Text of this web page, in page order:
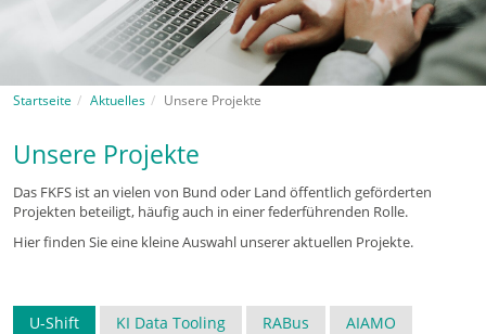
Startseite Aktuelles Unsere Projekte
Unsere Projekte
Das FKFS ist an vielen von Bund oder Land öffentlich geförderten
Projekten beteiligt, häufig auch in einer federführenden Rolle.
Hier finden Sie eine kleine Auswahl unserer aktuellen Projekte.
U-Shift KI Data Tooling RABus AIAMO